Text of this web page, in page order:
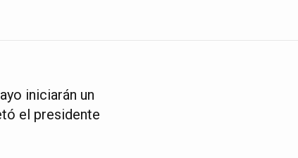
iniciarán un
el presidente